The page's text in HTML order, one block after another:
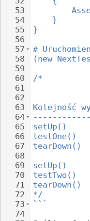
53
54
55
56
57
58
59
60
61
62
63
64
65
66
67
68
69
70
71
72
73
74
}
}
#
(new
/*
Kolejność
setUp()
testOne()
tearDown()
setUp()
testTwo()
tearDown()
*/
```